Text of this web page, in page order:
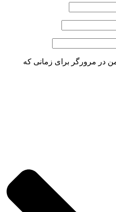
در مرورگر برای زمانی که